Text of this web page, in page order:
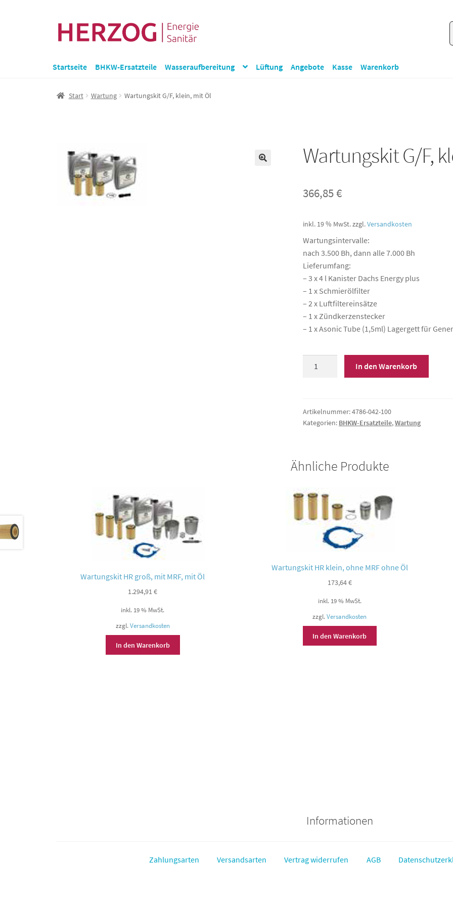
Zur
Navigation
Zum
Inhalt
Startseite BHKW-Ersatzteile Wasseraufbereitung Lüftung Angebote Kasse Warenkorb
Start Wartung Wartungskit G/F, klein, mit Öl
Wartungskit G/F,
366,85€
inkl. 19 % MwSt.zzgl.Versandkosten
Wartungsintervalle:
nach 3.500 Bh, dann alle 7.000 Bh
Lieferumfang:
– 3 x 4 l Kanister Dachs Energy plus
– 1 x Schmierölfilter
– 2 x Luftfiltereinsätze
– 1 x Zündkerzenstecker
– 1 x Asonic Tube (1,5ml) Lagergett für
Öl
Menge
In den Warenkorb
Artikelnummer:4786-042-100
Kategorien: BHKW-Ersatzteile,Wartung
Ähnliche Produkte
Wartungskit HR groß, mit MRF, mit Öl
1.294,91€
inkl. 19 % MwSt.
zzgl. Versandkosten
In den Warenkorb
Wartungskit HR klein, ohne MRF ohne Öl
173,64€
inkl. 19 % MwSt.
zzgl.Versandkosten
In den Warenkorb
Informationen
Zahlungsarten Versandsarten Vertrag widerrufen AGB